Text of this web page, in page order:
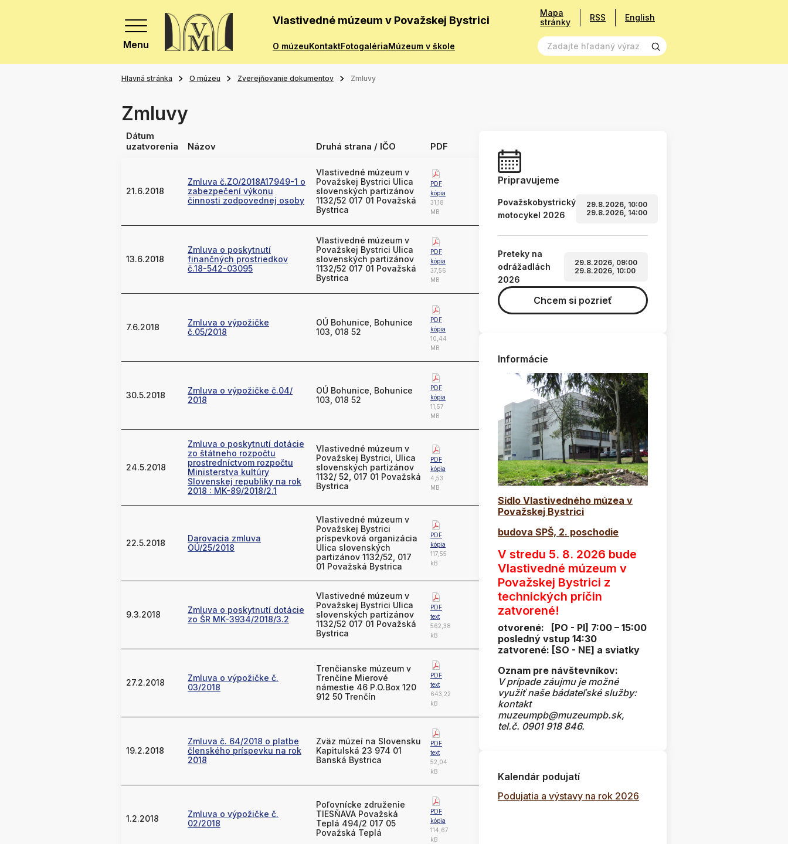
Menu
Vlastivedné múzeum v Považskej Bystrici
O múzeuKontaktFotogalériaMúzeum v škole
Mapa
stránky
RSS English
Hlavná stránka O múzeu Zverejňovanie dokumentov Zmluvy
Zmluvy
Dátum
uzatvorenia
Názov Druhá strana / IČO PDF
21.6.2018
Zmluva č.ZO/2018A17949-1 o
zabezpečení výkonu
činnosti zodpovednej osoby
Vlastivedné múzeum v
Považskej Bystrici Ulica
slovenských partizánov
1132/52 017 01 Považská
Bystrica
PDF
kópia
31,18
MB
13.6.2018
Zmluva o poskytnutí
finančných prostriedkov
č.18-542-03095
Vlastivedné múzeum v
Považskej Bystrici Ulica
slovenských partizánov
1132/52 017 01 Považská
Bystrica
PDF
kópia
37,56
MB
7.6.2018
Zmluva o výpožičke
č.05/2018
OÚ Bohunice, Bohunice
103, 018 52
PDF
kópia
10,44
MB
30.5.2018
Zmluva o výpožičke č.04/
2018
OÚ Bohunice, Bohunice
103, 018 52
PDF
kópia
11,57
MB
24.5.2018
Zmluva o poskytnutí dotácie
zo štátneho rozpočtu
prostredníctvom rozpočtu
Ministerstva kultúry
Slovenskej republiky na rok
2018 : MK-89/2018/2.1
Vlastivedné múzeum v
Považskej Bystrici, Ulica
slovenských partizánov
1132/ 52, 017 01 Považská
Bystrica
PDF
kópia
4,53
MB
22.5.2018
Darovacia zmluva
OÚ/25/2018
Vlastivedné múzeum v
Považskej Bystrici
príspevková organizácia
Ulica slovenských
partizánov 1132/52, 017
01 Považská Bystrica
PDF
kópia
117,55
kB
9.3.2018
Zmluva o poskytnutí dotácie
zo ŠR MK-3934/2018/3.2
Vlastivedné múzeum v
Považskej Bystrici Ulica
slovenských partizánov
1132/52 017 01 Považská
Bystrica
PDF
text
562,38
kB
27.2.2018
Zmluva o výpožičke č.
03/2018
Trenčianske múzeum v
Trenčíne Mierové
námestie 46 P.O.Box 120
912 50 Trenčín
PDF
text
643,22
kB
19.2.2018
Zmluva č. 64/2018 o platbe
členského príspevku na rok
2018
Zväz múzeí na Slovensku
Kapitulská 23 974 01
Banská Bystrica
PDF
text
52,04
kB
1.2.2018
Zmluva o výpožičke č.
02/2018
Poľovnícke združenie
TIESŇAVA Považská
Teplá 494/2 017 05
Považská Teplá
PDF
kópia
114,67
kB
Pripravujeme
Považskobystrický
motocykel 2026
29.8.2026, 10:00
29.8.2026, 14:00
Preteky na
odrážadlách
2026
29.8.2026, 09:00
29.8.2026, 10:00
Chcem si pozrieť
Informácie
Sídlo Vlastivedného múzea v
Považskej Bystrici
budova SPŠ, 2. poschodie
V stredu 5. 8. 2026 bude
Vlastivedné múzeum v
Považskej Bystrici z
technických príčin
zatvorené!
otvorené: [PO - PI] 7:00 – 15:00
posledný vstup 14:30
zatvorené: [SO - NE] a sviatky
Oznam pre návštevníkov:
V prípade záujmu je možné
využiť naše bádateľské služby:
kontakt
muzeumpb@muzeumpb.sk,
tel.č. 0901 918 846.
Kalendár podujatí
Podujatia a výstavy na rok 2026